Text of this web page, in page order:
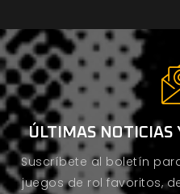
ÚLTIMAS NOTICIAS
Suscríbete al boletín
juegos de rol favoritos,